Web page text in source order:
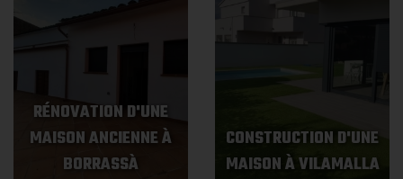
RÉNOVATION D'UNE
MAISON ANCIENNE À
BORRASSÀ
CONSTRUCTION D'UNE
MAISON À VILAMALLA